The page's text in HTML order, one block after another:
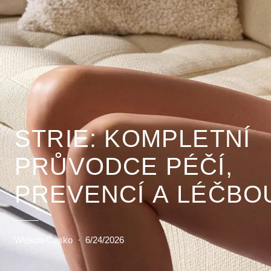
STRIE: KOMPLETNÍ
PRŮVODCE PÉČÍ,
PREVENCÍ A
Weleda Česko · 6/24/2026